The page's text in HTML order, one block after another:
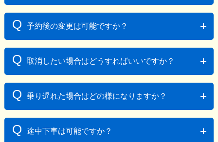
A
ト引換の際には必ずスマートフォンが必要になりま
す。
Q 予約後の変更は可能ですか？
A
扱いとなります。現在の予約を取り消し後、新たにご
予約をお取りください。
Q 取消したい場合はどうすればいいですか？
A
ご旅行前日23:49までマイページよりお取消が可能で
す。ただし、毎月末最終日の21：00～23：49の時間帯
は取消はできませんので、ご注意ください。
■JR券を駅の指定席券売機で発券した後の取消
Q 乗り遅れた場合はどの様になりますか？
A
ご乗車は頂けません。
Q 途中下車は可能ですか？